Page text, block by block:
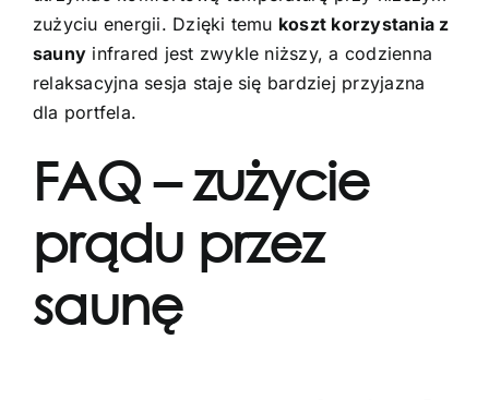
zużyciu energii. Dzięki temu koszt korzystania z
sauny infrared jest zwykle niższy, a codzienna
relaksacyjna sesja staje się bardziej przyjazna
dla portfela.
FAQ – zużycie
prądu przez
saunę